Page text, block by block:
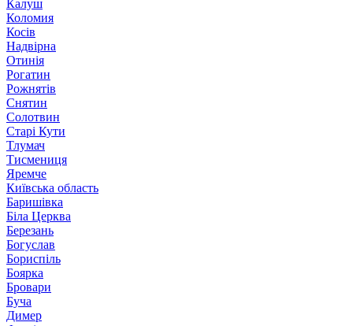
Калуш
Коломия
Косів
Надвірна
Отинія
Рогатин
Рожнятів
Снятин
Солотвин
Старі Кути
Тлумач
Тисмениця
Яремче
Київська область
Баришівка
Біла Церква
Березань
Богуслав
Бориспіль
Боярка
Бровари
Буча
Димер